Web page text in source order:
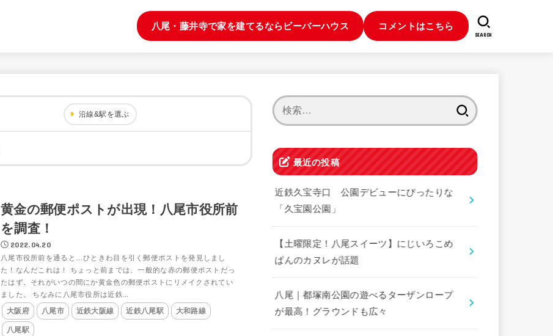
八尾・藤井寺で家を建てるならビーバーハウス コメントはこちら
SEARCH
沿線&駅を選ぶ
黄金の郵便ポストが出現！八尾市役所前
を調査！
2022.04.20
八尾市役所前を通ると…ひときわ目を引く郵便ポストを発見しまし
た！なんだこれは！ ちょっと前までは、一般的な赤の郵便ポストだっ
たはず。それがいつの間にか黄金色の郵便ポストにリメイクされてい
ました。 ちなみに八尾市役所は近鉄...
大阪府 八尾市 近鉄大阪線 近鉄八尾駅 大和路線
八尾駅
最近の投稿
近鉄久宝寺口 公園デビューにぴったりな
「久宝園公園」
【土曜限定！八尾スイーツ】にじいろこめ
ぱんのカヌレが話題
八尾｜都塚南公園の遊べるターザンロープ
が最高！グラウンドも広々